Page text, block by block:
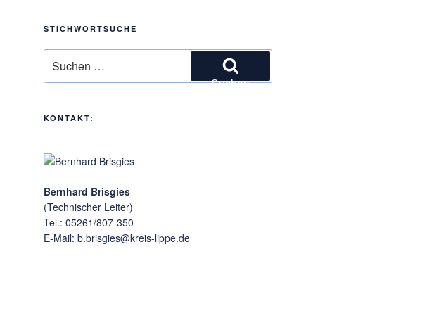
STICHWORTSUCHE
nach:
Suchen
KONTAKT:
Bernhard Brisgies
(Technischer Leiter)
Tel.: 05261/807-350
E-Mail: b.brisgies@kreis-lippe.de